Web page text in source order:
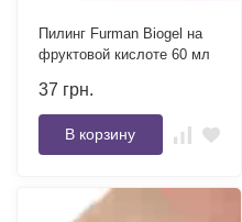
Пилинг Furman Biogel на
фруктовой кислоте 60 мл
37 грн.
В корзину